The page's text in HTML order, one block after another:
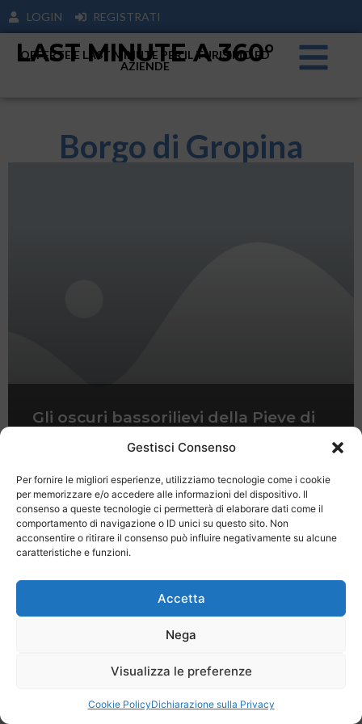
Gestisci Consenso
Per fornire le migliori esperienze, utilizziamo tecnologie come i cookie
per memorizzare e/o accedere alle informazioni del dispositivo. Il
consenso a queste tecnologie ci permetterà di elaborare dati come il
comportamento di navigazione o ID unici su questo sito. Non
acconsentire o ritirare il consenso può influire negativamente su alcune
caratteristiche e funzioni.
Accetta
Nega
Visualizza le preferenze
Cookie PolicyDichiarazione sulla Privacy
LOGIN REGISTRATI
LAST MINUTE A 360°
OFFERTE E LAST MINUTE PER IL TURISIMO ED
AZIENDE
Borgo di Gropina
Gli oscuri bassorilievi della Pieve di
Last Minute
Registrati Contatti
SPECIALE LAST MINUTE - SH WEB